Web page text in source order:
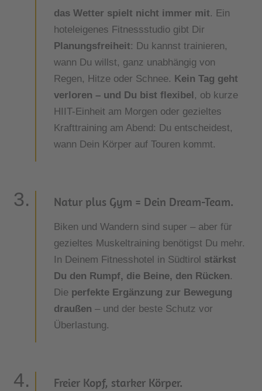
das Wetter spielt nicht immer mit. Ein
hoteleigenes Fitnessstudio gibt Dir
Planungsfreiheit: Du kannst trainieren,
wann Du willst, ganz unabhängig von
Regen, Hitze oder Schnee. Kein Tag geht
verloren – und Du bist flexibel , ob kurze
HIIT-Einheit am Morgen oder gezieltes
Krafttraining am Abend: Du entscheidest,
wann Dein Körper auf Touren kommt.
Natur plus Gym = Dein Dream-Team.
Biken und Wandern sind super – aber für
gezieltes Muskeltraining benötigst Du mehr.
In Deinem Fitnesshotel in Südtirol stärkst
Du den Rumpf, die Beine, den Rücken.
Die perfekte Ergänzung zur Bewegung
draußen – und der beste Schutz vor
Überlastung.
Freier Kopf, starker Körper.